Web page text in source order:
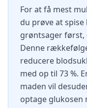
For at få mest
du prøve at
grøntsager
Denne
reducere
med op til 73 %.
maden vil
optage glukosen